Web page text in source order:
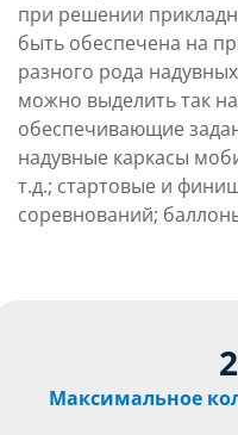
при решении
быть обеспечена на
разного рода
можно выделить так
обеспечивающие
надувные каркасы
т.д.; стартовые и
соревнований;
2
Максимальное